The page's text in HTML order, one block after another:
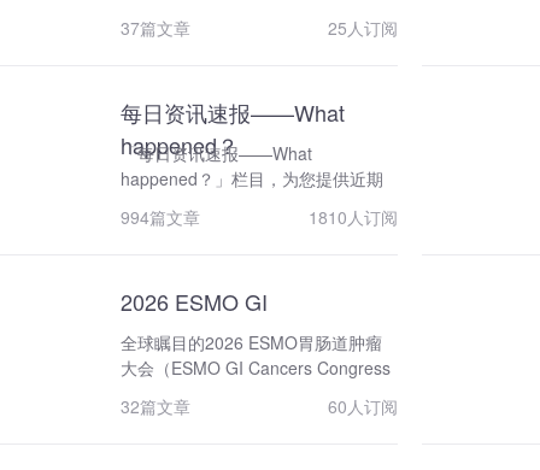
员，个人会员82万余人。 中国抗
团。自成立以来，协会积极开展肿瘤
学科的临床与基础性研究，举办国内
外肿瘤学术会议，创办多种形式的肿
瘤学习培训班，积极推广新成果、新
技术。自2000年举办中国肿瘤学大会
（CCO），自2023年更名为中国整
最高层次的肿瘤领域学术会议。
2022-2023年，协会组织13000余位
专家编写，300余位院士评审，研制
成功首部《中国肿瘤整合诊治指南》
（简称CACA指南），覆盖53个瘤种
25人订阅
37篇文章
每日资讯速报——What
happened？
「每日资讯速报——What
happened？」栏目，为您提供近期
发生的重要肿瘤资讯。
1810人订阅
994篇文章
2026 ESMO GI
全球瞩目的2026 ESMO胃肠道肿瘤
大会（ESMO GI Cancers Congress
2026）将于7月1~4日在德国慕尼黑
隆重举行，同步线上直播。本届学术
60人订阅
32篇文章